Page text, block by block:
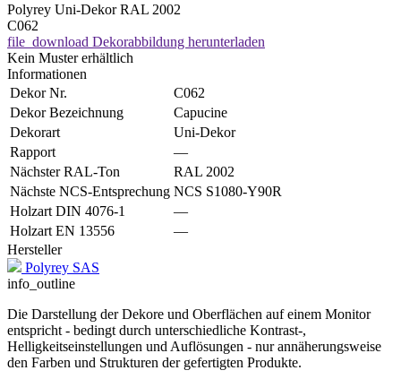
Polyrey Uni-Dekor RAL 2002
C062
file_download Dekorabbildung herunterladen
Kein Muster erhältlich
Informationen
Dekor Nr.
C062
Dekor Bezeichnung
Capucine
Dekorart
Uni-Dekor
Rapport
—
Nächster RAL-Ton
RAL 2002
Nächste NCS-Entsprechung NCS S1080-Y90R
Holzart DIN 4076-1
—
Holzart EN 13556
—
Hersteller
Polyrey SAS
info_outline
Die Darstellung der Dekore und Oberflächen auf einem Monitor
entspricht - bedingt durch unterschiedliche Kontrast-,
Helligkeitseinstellungen und Auflösungen - nur annäherungsweise
den Farben und Strukturen der gefertigten Produkte.